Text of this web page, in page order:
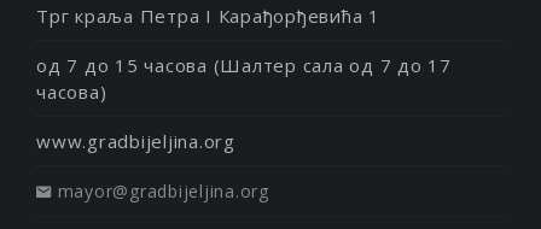
Трг краља Петра I Карађорђевића 1
од 7 до 15 часова (Шалтер сала од 7 до 17
часова)
www.gradbijeljina.org
mayor@gradbijeljina.org